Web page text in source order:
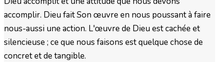
accomplir. Dieu fait Son œuvre en nous poussant à faire
nous-aussi une action. L'œuvre de Dieu est cachée et
silencieuse ; ce que nous faisons est quelque chose de
concret et de tangible.